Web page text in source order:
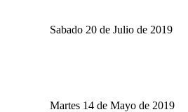
Sabado 20 de Julio de 2019
Martes 14 de Mayo de 2019